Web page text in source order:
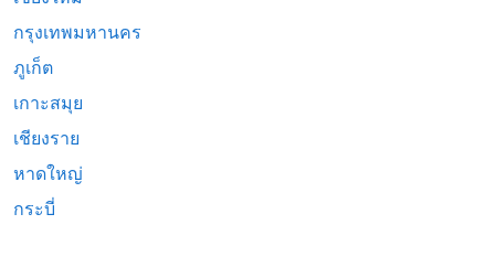
กรุงเทพมหานคร
ภูเก็ต
เกาะสมุย
เชียงราย
หาดใหญ่
กระบี่